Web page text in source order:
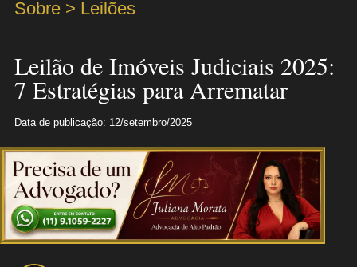
Sobre > Leilões
Leilão de Imóveis Judiciais 2025:
7 Estratégias para Arrematar
Data de publicação: 12/setembro/2025